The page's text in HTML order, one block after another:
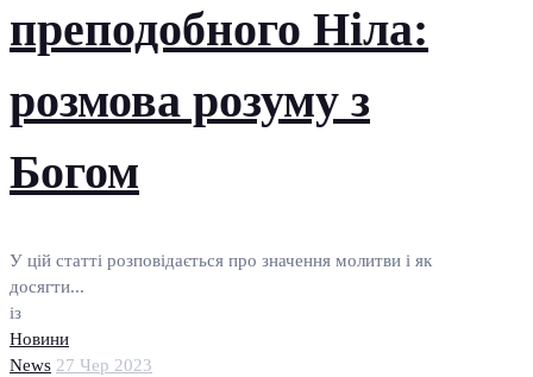
преподобного Ніла:
розмова розуму з
Богом
У цій статті розповідається про значення молитви і як
досягти...
із
Новини
News 27 Чер 2023